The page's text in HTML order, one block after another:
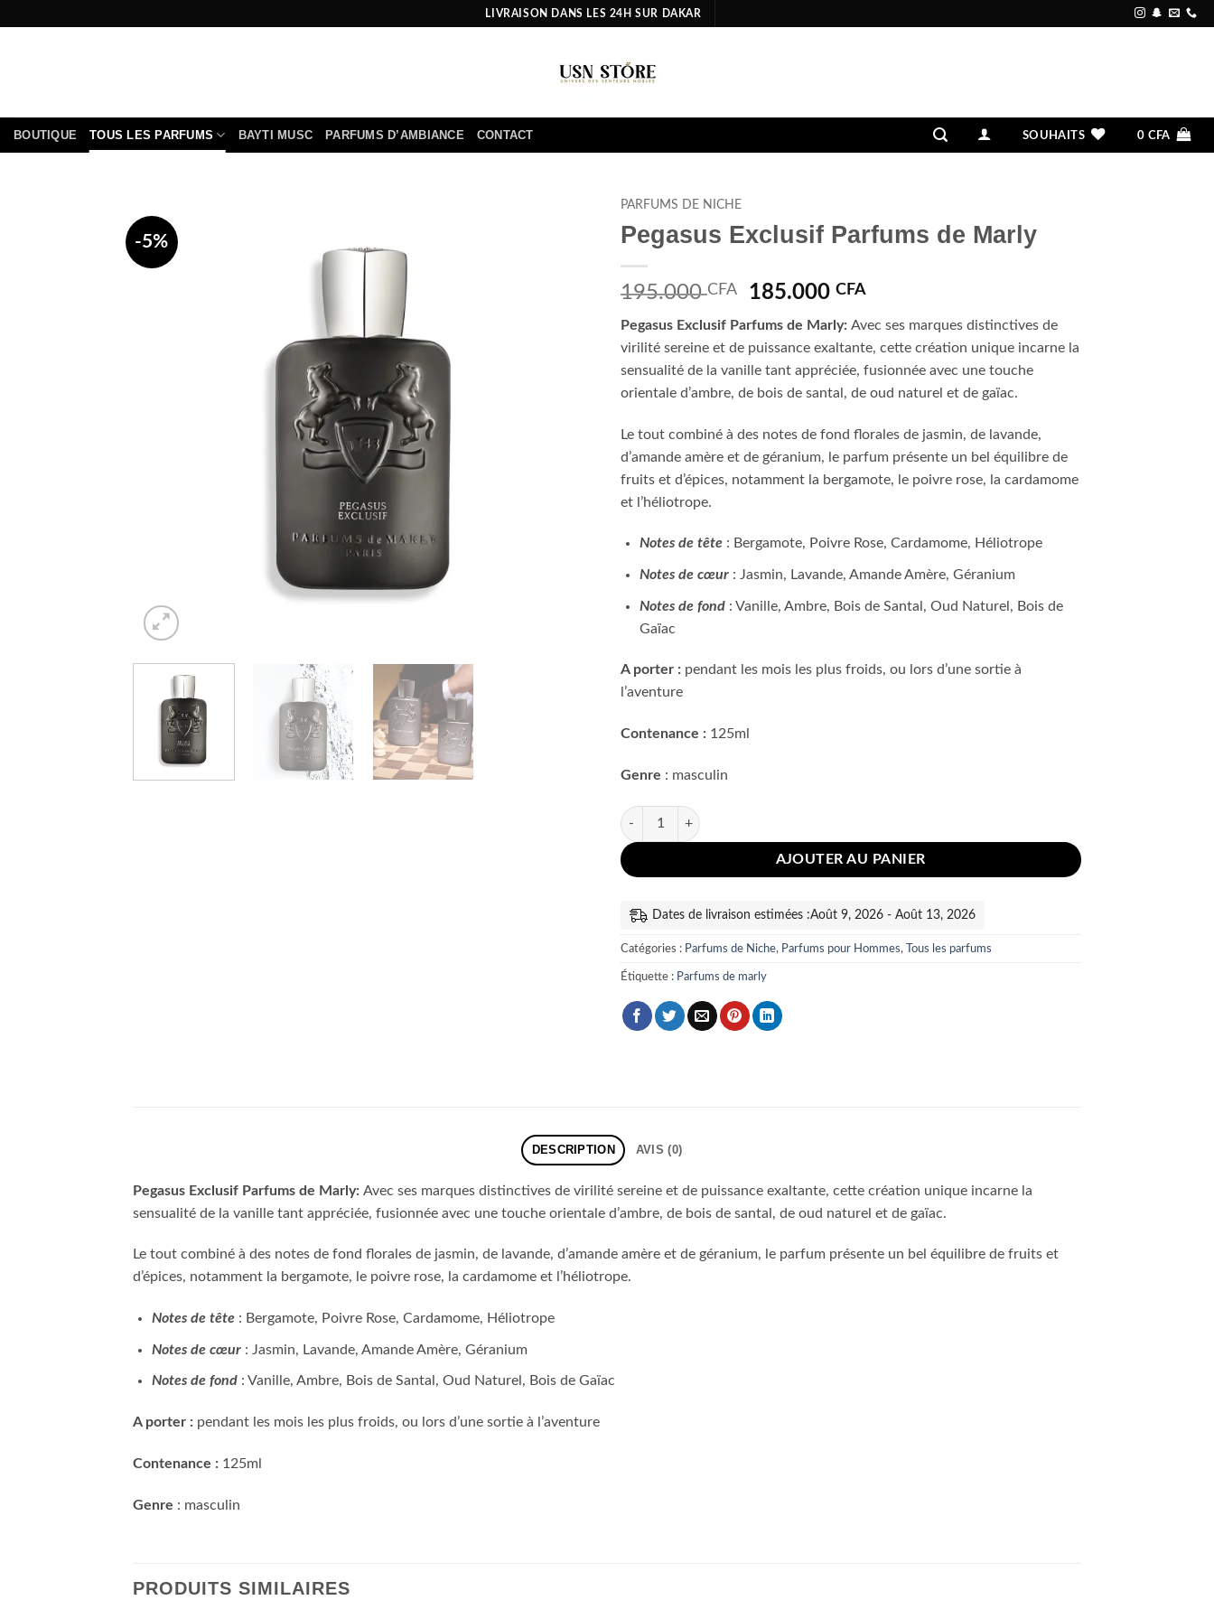
LIVRAISON DANS LES 24H SUR DAKAR
BOUTIQUE TOUS LES PARFUMS BAYTI MUSC PARFUMS D’AMBIANCE CONTACT SOUHAITS 0 CFA
-5%
PARFUMS DE NICHE
Pegasus Exclusif Parfums de Marly
195.000CFA
Le
initial
était :
195.000 CFA.
185.000CFALe
actuel
est :
185.000 CFA.
Pegasus Exclusif Parfums de Marly: Avec ses marques distinctives de
virilité sereine et de puissance exaltante, cette création unique incarne la
sensualité de la vanille tant appréciée, fusionnée avec une touche
orientale d’ambre, de bois de santal, de oud naturel et de gaïac.
Le tout combiné à des notes de fond florales de jasmin, de lavande,
d’amande amère et de géranium, le parfum présente un bel équilibre de
fruits et d’épices, notamment la bergamote, le poivre rose, la cardamome
et l’héliotrope.
Notes de tête : Bergamote, Poivre Rose, Cardamome, Héliotrope
Notes de cœur : Jasmin, Lavande, Amande Amère, Géranium
Notes de fond : Vanille, Ambre, Bois de Santal, Oud Naturel, Bois de
Gaïac
A porter : pendant les mois les plus froids, ou lors d’une sortie à
l’aventure
Contenance : 125ml
Genre : masculin
quantité de Pegasus Exclusif Parfums de Marly
AJOUTER AU PANIER
Dates de livraison estimées :Août 9, 2026 - Août 13, 2026
Catégories : Parfums de Niche, Parfums pour Hommes, Tous les parfums
Étiquette : Parfums de marly
DESCRIPTION AVIS (0)
Pegasus Exclusif Parfums de Marly: Avec ses marques distinctives de virilité sereine et de puissance exaltante, cette création unique incarne la
sensualité de la vanille tant appréciée, fusionnée avec une touche orientale d’ambre, de bois de santal, de oud naturel et de gaïac.
Le tout combiné à des notes de fond florales de jasmin, de lavande, d’amande amère et de géranium, le parfum présente un bel équilibre de fruits et
d’épices, notamment la bergamote, le poivre rose, la cardamome et l’héliotrope.
Notes de tête : Bergamote, Poivre Rose, Cardamome, Héliotrope
Notes de cœur : Jasmin, Lavande, Amande Amère, Géranium
Notes de fond : Vanille, Ambre, Bois de Santal, Oud Naturel, Bois de Gaïac
A porter : pendant les mois les plus froids, ou lors d’une sortie à l’aventure
Contenance : 125ml
Genre : masculin
PRODUITS SIMILAIRES